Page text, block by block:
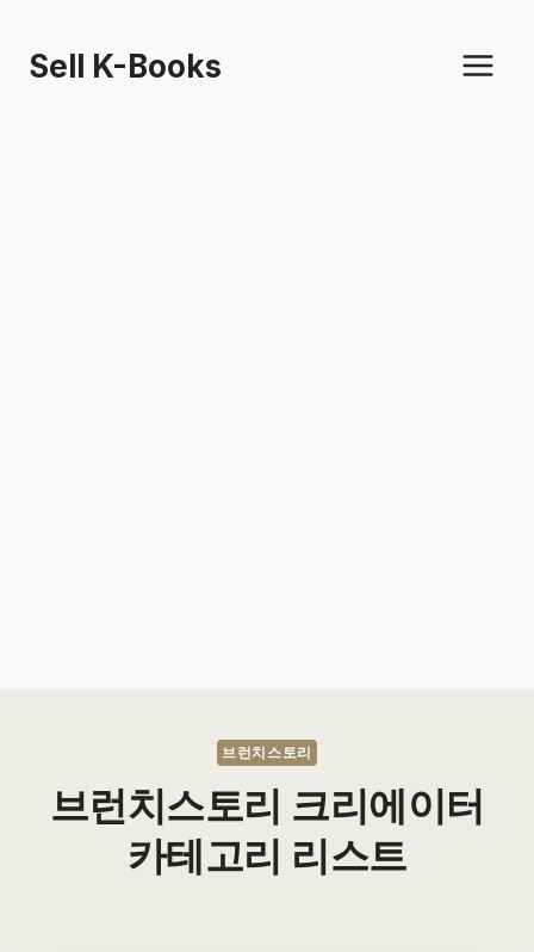
content
Sell K-Books
브런치스토리
브런치스토리 크리에이터
카테고리 리스트